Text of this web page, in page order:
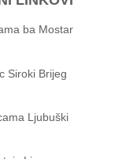
ba Mostar
Siroki Brijeg
Ljubuški